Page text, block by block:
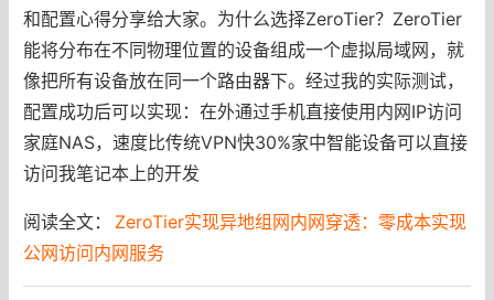
和配置心得分享给大家。为什么选择ZeroTier？ZeroTier
能将分布在不同物理位置的设备组成一个虚拟局域网，就
像把所有设备放在同一个路由器下。经过我的实际测试，
配置成功后可以实现：在外通过手机直接使用内网IP访问
家庭NAS，速度比传统VPN快30%家中智能设备可以直接
访问我笔记本上的开发
阅读全文：
ZeroTier实现异地组网内网穿透：零成本实现
公网访问内网服务